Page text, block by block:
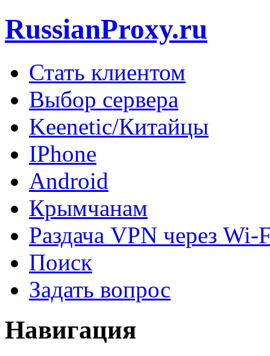
RussianProxy.ru
Стать клиентом
Выбор сервера
Keenetic/Китайцы
IPhone
Android
Крымчанам
Раздача VPN через Wi-
Поиск
Задать вопрос
Навигация